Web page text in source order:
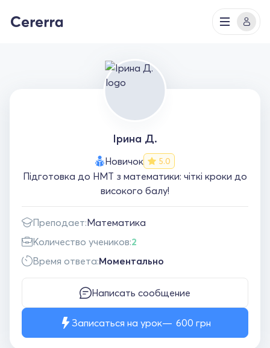
Ірина Д.
Новичок 5.0
Підготовка до НМТ з математики: чіткі кроки до
високого балу!
Преподает:Математика
Количество учеников:2
Время ответа:Моментально
Написать сообщение
Записаться на урок 600 грн